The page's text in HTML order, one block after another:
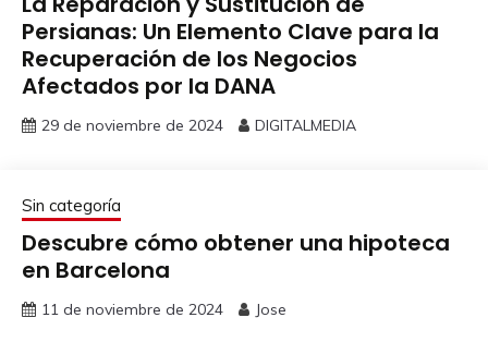
Persianas: Un Elemento Clave para la
Recuperación de los Negocios
Afectados por la DANA
29 de noviembre de 2024 DIGITALMEDIA
Sin categoría
Descubre cómo obtener una hipoteca
en Barcelona
11 de noviembre de 2024 Jose